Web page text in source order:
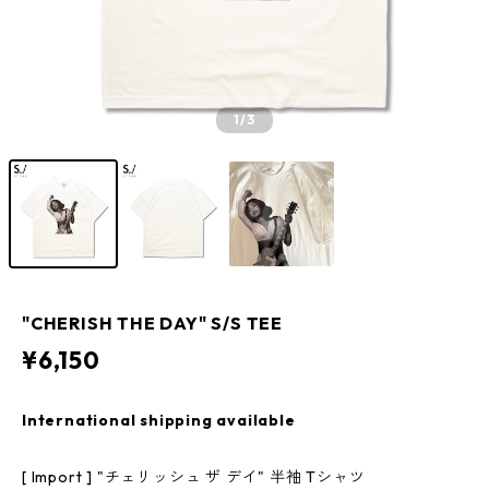
1/3
"CHERISH THE DAY" S/S TEE
¥6,150
International shipping available
[ Import ] "チェリッシュ ザ デイ" 半袖 Tシャツ